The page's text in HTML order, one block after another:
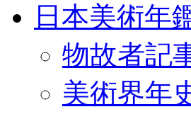
日本美術年
物故者記
美術界年